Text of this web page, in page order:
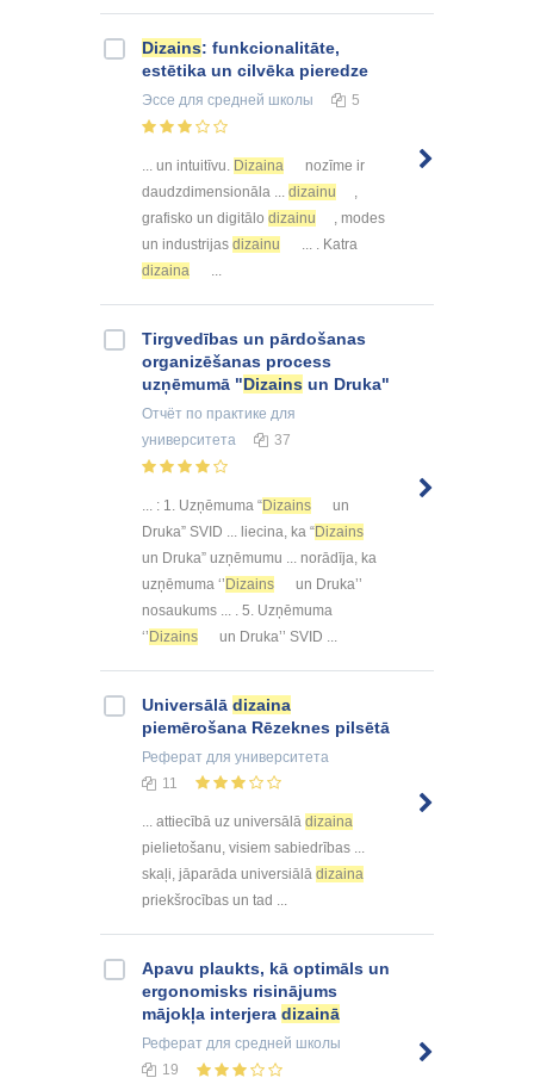
Dizains: funkcionalitāte,
estētika un cilvēka pieredze
Эссе для средней школы 5
... un intuitīvu. Dizaina
nozīme ir
daudzdimensionāla ... dizainu
grafisko un digitālo dizainu
, modes
un industrijas dizainu
... . Katra
dizaina
Tirgvedības un pārdošanas
organizēšanas process
uzņēmumā "Dizains un Druka"
Отчёт по практике для
университета
37
... : 1. Uzņēmuma “Dizains
un
Druka” SVID ... liecina, ka “Dizains
un Druka” uzņēmumu ... norādīja, ka
uzņēmuma ‘’Dizains
un Druka’’
nosaukums ... . 5. Uzņēmuma
‘’Dizains un Druka’’ SVID ...
Universālā dizaina
piemērošana Rēzeknes pilsētā
Реферат для университета
11
... attiecībā uz universālā dizaina
pielietošanu, visiem sabiedrības ...
skaļi, jāparāda universiālā dizaina
priekšrocības un tad ...
Apavu plaukts, kā optimāls un
ergonomisks risinājums
mājokļa interjera dizainā
Реферат для средней школы
19